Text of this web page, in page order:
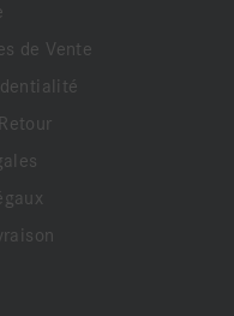
de Vente